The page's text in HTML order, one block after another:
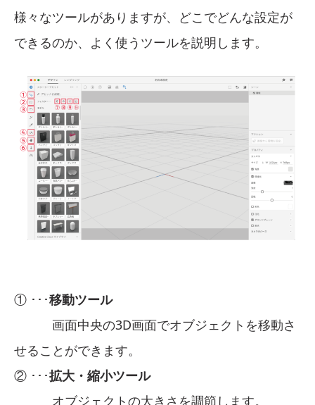
様々なツールがありますが、どこでどんな設定が
できるのか、よく使うツールを説明します。
① ･･･移動ツール
画面中央の3D画面でオブジェクトを移動さ
せることができます。
② ･･･拡大・縮小ツール
オブジェクトの大きさを調節します。